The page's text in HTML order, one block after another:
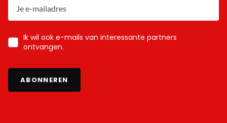
Ik wil ook e-mails van interessante partners
ontvangen.
ABONNEREN